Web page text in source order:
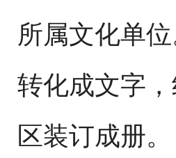
所属文化单
转化成文字
区装订成册。